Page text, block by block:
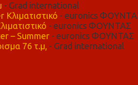
- Grad international
- euronics
- euronics ΦΟΥΝΤΑΣ
– Summer- euronics ΦΟΥΝΤΑΣ
76 τ.μ, - Grad international